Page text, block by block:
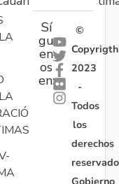
Sí
gu
en
os
en:
©
Copyrigth
2023
-
Todos
los
derechos